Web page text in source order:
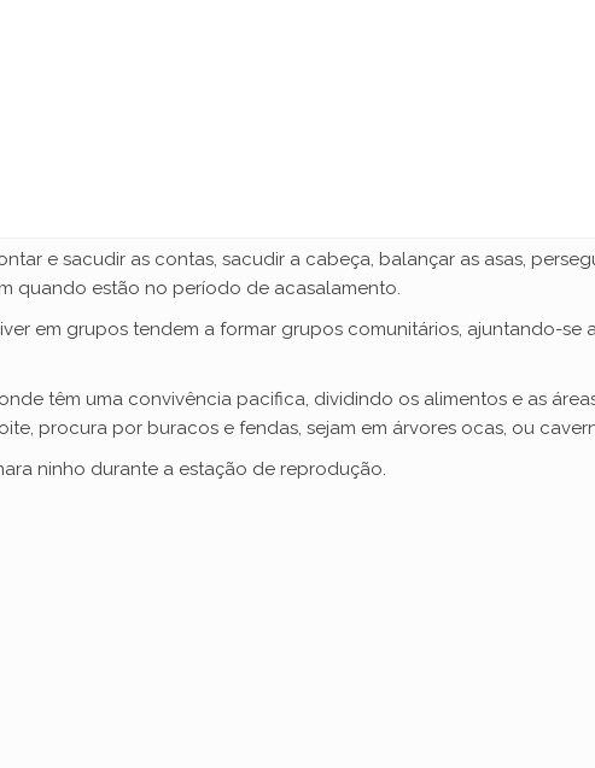
e sacudir as contas, sacudir a cabeça, balançar as asas,
quando estão no período de acasalamento.
em grupos tendem a formar grupos comunitários, ajuntando-
têm uma convivência pacifica, dividindo os alimentos e as
procura por buracos e fendas, sejam em árvores ocas, ou
ninho durante a estação de reprodução.